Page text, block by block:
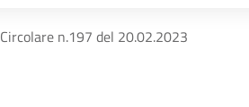
Circolare n.197 del 20.02.2023